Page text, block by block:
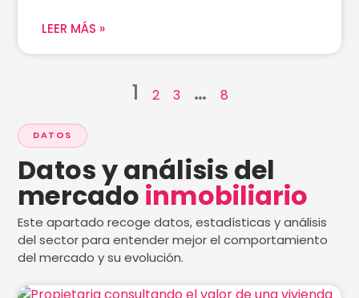
LEER MÁS »
1 2 3 … 8
DATOS
Datos y análisis del
mercado inmobiliario
Este apartado recoge datos, estadísticas y análisis
del sector para entender mejor el comportamiento
del mercado y su evolución.